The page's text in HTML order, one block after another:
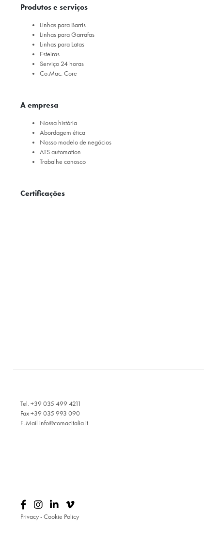
Produtos e serviços
Linhas para Barris
Linhas para Garrafas
Linhas para Latas
Esteiras
Serviço 24 horas
Co.Mac. Core
A empresa
Nossa história
Abordagem ética
Nosso modelo de negócios
ATS automation
Trabalhe conosco
Certificações
Tel. +39 035 499 4211
Fax +39 035 993 090
E-Mail info@comacitalia.it
Privacy-Cookie Policy